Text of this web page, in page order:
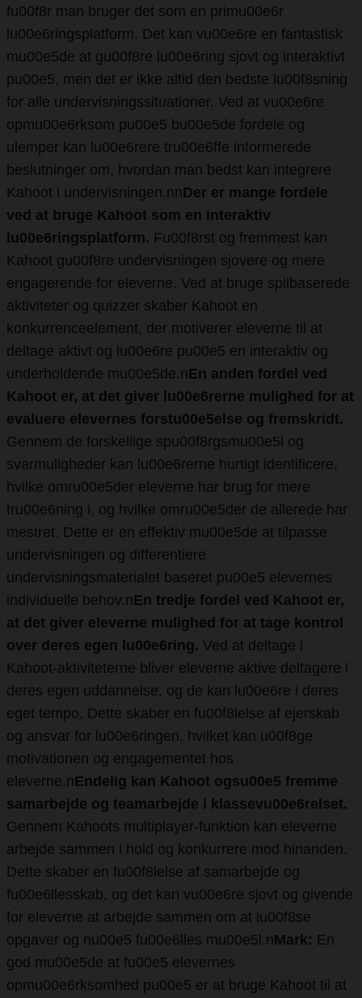
fu00f8r man bruger det som en primu00e6r
lu00e6ringsplatform. Det kan vu00e6re en fantastisk
mu00e5de at gu00f8re lu00e6ring sjovt og interaktivt
pu00e5, men det er ikke altid den bedste lu00f8sning
for alle undervisningssituationer. Ved at vu00e6re
opmu00e6rksom pu00e5 bu00e5de fordele og
ulemper kan lu00e6rere tru00e6ffe informerede
beslutninger om, hvordan man bedst kan integrere
Kahoot i undervisningen.nnDer er mange fordele
ved at bruge Kahoot som en interaktiv
lu00e6ringsplatform. Fu00f8rst og fremmest kan
Kahoot gu00f8re undervisningen sjovere og mere
engagerende for eleverne. Ved at bruge spilbaserede
aktiviteter og quizzer skaber Kahoot en
konkurrenceelement, der motiverer eleverne til at
deltage aktivt og lu00e6re pu00e5 en interaktiv og
underholdende mu00e5de.nEn anden fordel ved
Kahoot er, at det giver lu00e6rerne mulighed for at
evaluere elevernes forstu00e5else og fremskridt.
Gennem de forskellige spu00f8rgsmu00e5l og
svarmuligheder kan lu00e6rerne hurtigt identificere,
hvilke omru00e5der eleverne har brug for mere
tru00e6ning i, og hvilke omru00e5der de allerede har
mestret. Dette er en effektiv mu00e5de at tilpasse
undervisningen og differentiere
undervisningsmaterialet baseret pu00e5 elevernes
individuelle behov.nEn tredje fordel ved Kahoot er,
at det giver eleverne mulighed for at tage kontrol
over deres egen lu00e6ring. Ved at deltage i
Kahoot-aktiviteterne bliver eleverne aktive deltagere i
deres egen uddannelse, og de kan lu00e6re i deres
eget tempo. Dette skaber en fu00f8lelse af ejerskab
og ansvar for lu00e6ringen, hvilket kan u00f8ge
motivationen og engagementet hos
eleverne.nEndelig kan Kahoot ogsu00e5 fremme
samarbejde og teamarbejde i klassevu00e6relset.
Gennem Kahoots multiplayer-funktion kan eleverne
arbejde sammen i hold og konkurrere mod hinanden.
Dette skaber en fu00f8lelse af samarbejde og
fu00e6llesskab, og det kan vu00e6re sjovt og givende
for eleverne at arbejde sammen om at lu00f8se
opgaver og nu00e5 fu00e6lles mu00e5l.nMark: En
god mu00e5de at fu00e5 elevernes
opmu00e6rksomhed pu00e5 er at bruge Kahoot til at